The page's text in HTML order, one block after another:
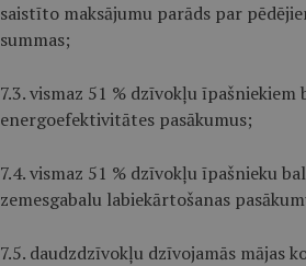
saistīto maksājumu parāds par
summas;
7.3. vismaz 51 % dzīvokļu
energoefektivitātes pasākumus;
7.4. vismaz 51 % dzīvokļu īpašnieku
zemesgabalu labiekārtošanas
7.5. daudzdzīvokļu dzīvojamās mājas